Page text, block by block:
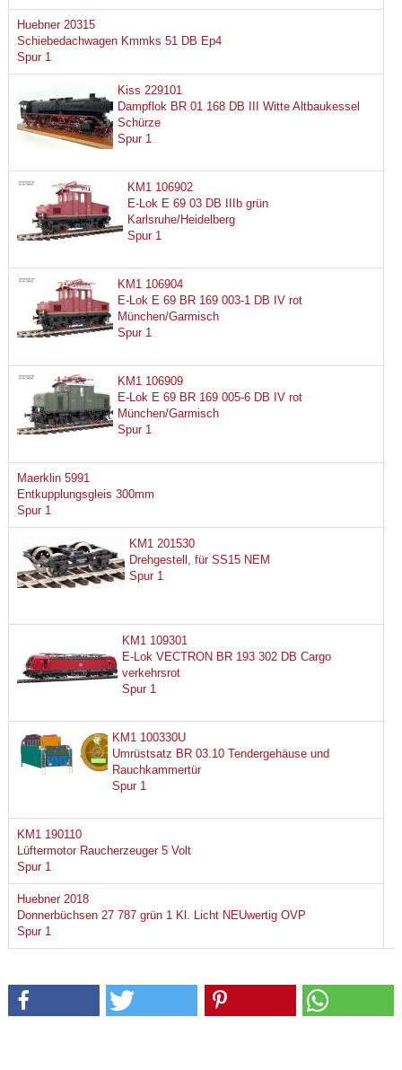
Huebner 20315
Schiebedachwagen Kmmks 51 DB Ep4
Spur 1
Kiss 229101
Dampflok BR 01 168 DB III Witte Altbaukessel
Schürze
Spur 1
KM1 106902
E-Lok E 69 03 DB IIIb grün
Karlsruhe/Heidelberg
Spur 1
KM1 106904
E-Lok E 69 BR 169 003-1 DB IV rot
München/Garmisch
Spur 1
KM1 106909
E-Lok E 69 BR 169 005-6 DB IV rot
München/Garmisch
Spur 1
Maerklin 5991
Entkupplungsgleis 300mm
Spur 1
KM1 201530
Drehgestell, für SS15 NEM
Spur 1
KM1 109301
E-Lok VECTRON BR 193 302 DB Cargo
verkehrsrot
Spur 1
KM1 100330U
Umrüstsatz BR 03.10 Tendergehäuse und
Rauchkammertür
Spur 1
KM1 190110
Lüftermotor Raucherzeuger 5 Volt
Spur 1
Huebner 2018
Donnerbüchsen 27 787 grün 1 Kl. Licht NEUwertig OVP
Spur 1